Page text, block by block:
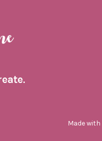
Made with